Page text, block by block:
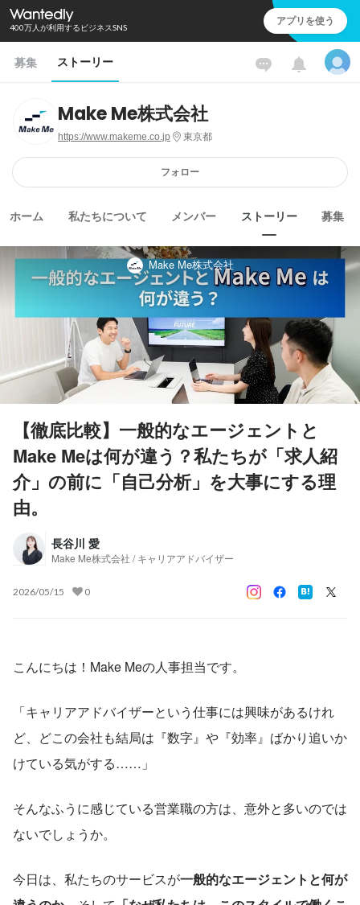
400万人が利用するビジネスSNS アプリを使う
募集 ストーリー
Make Me株式会社
https://www.makeme.co.jp 東京都
フォロー
ホーム 私たちについて メンバー ストーリー 募集
Make Me株式会社
【徹底比較】一般的なエージェントと
Make Meは何が違う？私たちが「求人紹
介」の前に「自己分析」を大事にする理
由。
長谷川 愛
Make Me株式会社 / キャリアアドバイザー
2026/05/15 0
こんにちは！Make Meの人事担当です。
「キャリアアドバイザーという仕事には興味があるけれ
ど、どこの会社も結局は『数字』や『効率』ばかり追いか
けている気がする……」
そんなふうに感じている営業職の方は、意外と多いのでは
ないでしょうか。
今日は、私たちのサービスが一般的なエージェントと何が